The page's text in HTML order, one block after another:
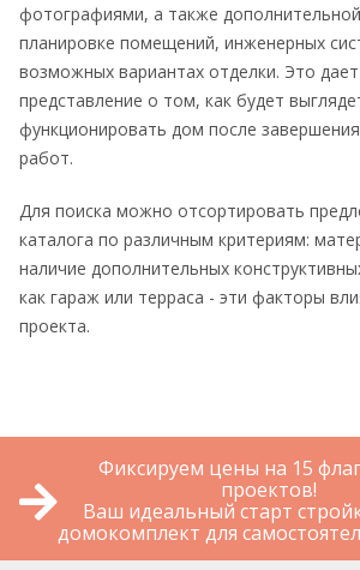
фотографиями, а также
планировке помещений, инженерных
возможных вариантах отделки. Это
представление о том, как будет
функционировать дом после
работ.
Для поиска можно отсортировать
каталога по различным критериям:
наличие дополнительных
как гараж или терраса - эти факторы
проекта.
Фиксируем цены на 15
проектов!
Ваш идеальный старт
домокомплект для